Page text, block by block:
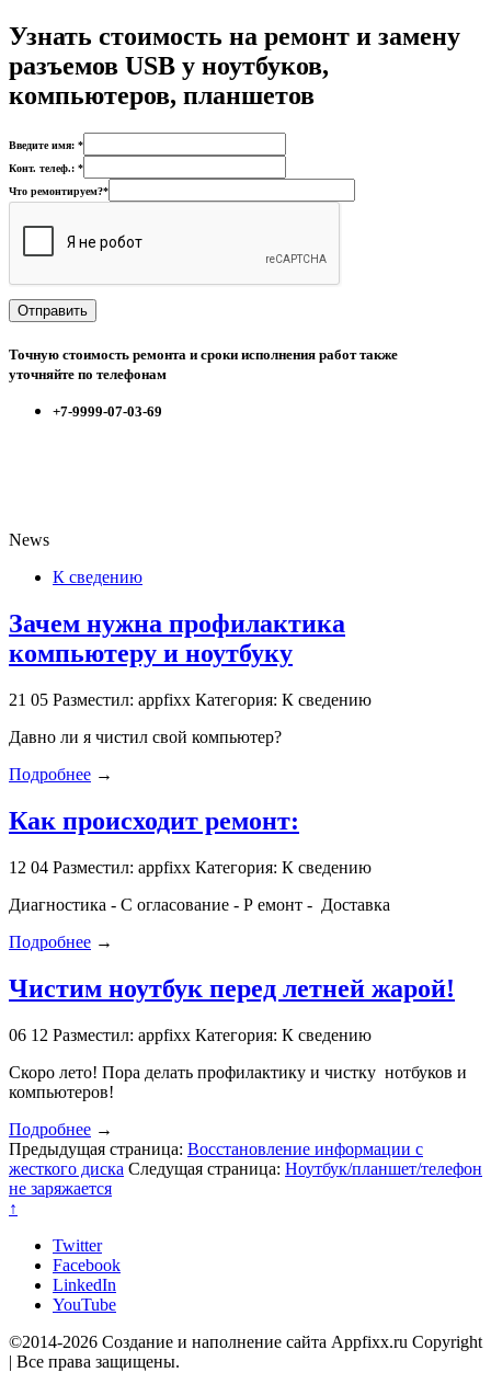
Узнать стоимость на ремонт и замену
разъемов USB у ноутбуков,
компьютеров, планшетов
Введите имя: *
Конт. телеф.: *
Что ремонтируем?*
Точную стоимость ремонта и сроки исполнения работ также
уточняйте по телефонам
+7-9999-07-03-69
News
К сведению
Зачем нужна профилактика
компьютеру и ноутбуку
21 05 Разместил: appfixx Категория: К сведению
Давно ли я чистил свой компьютер?
Подробнее →
Как происходит ремонт:
12 04 Разместил: appfixx Категория: К сведению
Диагностика - С огласование - Р емонт - Доставка
Подробнее →
Чистим ноутбук перед летней жарой!
06 12 Разместил: appfixx Категория: К сведению
Скоро лето! Пора делать профилактику и чистку нотбуков и
компьютеров!
Подробнее →
Предыдущая страница: Восстановление информации с
жесткого диска Следущая страница: Ноутбук/планшет/телефон
не заряжается
↑
Twitter
Facebook
LinkedIn
YouTube
©2014-2026 Создание и наполнение сайта Appfixx.ru Copyright
| Все права защищены.